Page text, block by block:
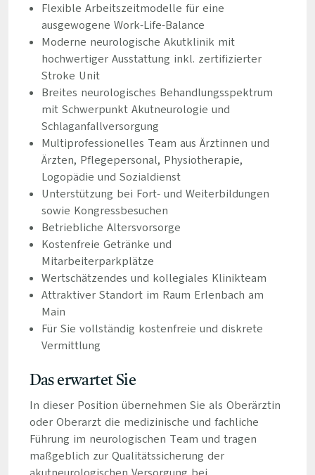
Flexible Arbeitszeitmodelle für eine
ausgewogene Work-Life-Balance
Moderne neurologische Akutklinik mit
hochwertiger Ausstattung inkl. zertifizierter
Stroke Unit
Breites neurologisches Behandlungsspektrum
mit Schwerpunkt Akutneurologie und
Schlaganfallversorgung
Multiprofessionelles Team aus Ärztinnen und
Ärzten, Pflegepersonal, Physiotherapie,
Logopädie und Sozialdienst
Unterstützung bei Fort- und Weiterbildungen
sowie Kongressbesuchen
Betriebliche Altersvorsorge
Kostenfreie Getränke und
Mitarbeiterparkplätze
Wertschätzendes und kollegiales Klinikteam
Attraktiver Standort im Raum Erlenbach am
Main
Für Sie vollständig kostenfreie und diskrete
Vermittlung
Das erwartet Sie
In dieser Position übernehmen Sie als Oberärztin
oder Oberarzt die medizinische und fachliche
Führung im neurologischen Team und tragen
maßgeblich zur Qualitätssicherung der